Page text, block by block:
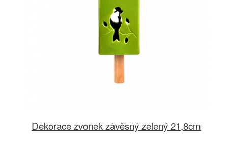
Dekorace zvonek závěsný zelený 21,8cm